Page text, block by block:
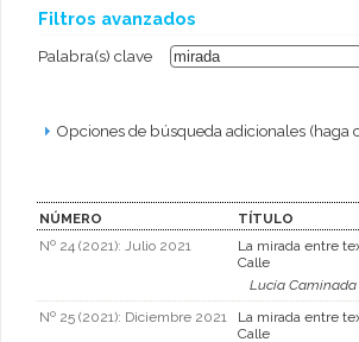
Filtros avanzados
Palabra(s) clave
Opciones de búsqueda adicionales (haga
NÚMERO
TÍTULO
Nº 24 (2021): Julio 2021
La mirada entre
Calle
Lucía
Nº 25 (2021): Diciembre 2021
La mirada entre
Calle